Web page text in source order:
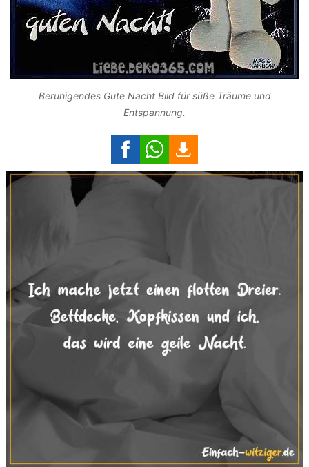
Beruhigendes Gute Nacht Bild für süße Träume und
Entspannung.